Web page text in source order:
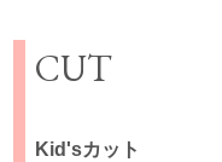
CUT
Kid'sカット